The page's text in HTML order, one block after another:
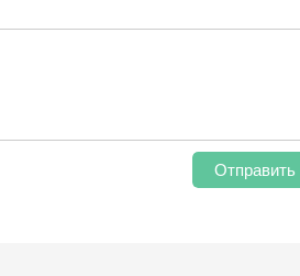
Отправить